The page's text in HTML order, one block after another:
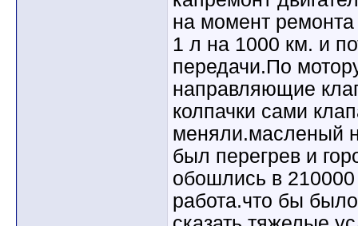
на момент
1 л на 1000 км. и
передачи.По
направляющие
колпачки сами
меняли.масленый
был перегрев и
обошлись в 210000
работа.что бы